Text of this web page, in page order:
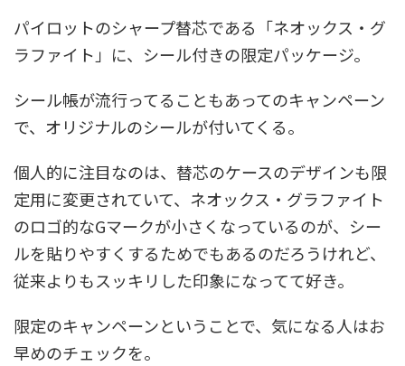
パイロットのシャープ替芯である「ネオックス・グ
ラファイト」に、シール付きの限定パッケージ。
シール帳が流行ってることもあってのキャンペーン
で、オリジナルのシールが付いてくる。
個人的に注目なのは、替芯のケースのデザインも限
定用に変更されていて、ネオックス・グラファイト
のロゴ的なGマークが小さくなっているのが、シー
ルを貼りやすくするためでもあるのだろうけれど、
従来よりもスッキリした印象になってて好き。
限定のキャンペーンということで、気になる人はお
早めのチェックを。